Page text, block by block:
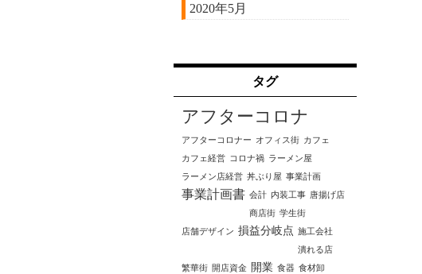
2020年5月
タグ
アフターコロナ
アフターコロナー オフィス街 カフェ
カフェ経営 コロナ禍 ラーメン屋
ラーメン店経営 丼ぶり屋 事業計画
事業計画書 会計 内装工事 唐揚げ店
商店街 学生街
店舗デザイン 損益分岐点 施工会社
潰れる店
繁華街 開店資金 開業 食器 食材卸